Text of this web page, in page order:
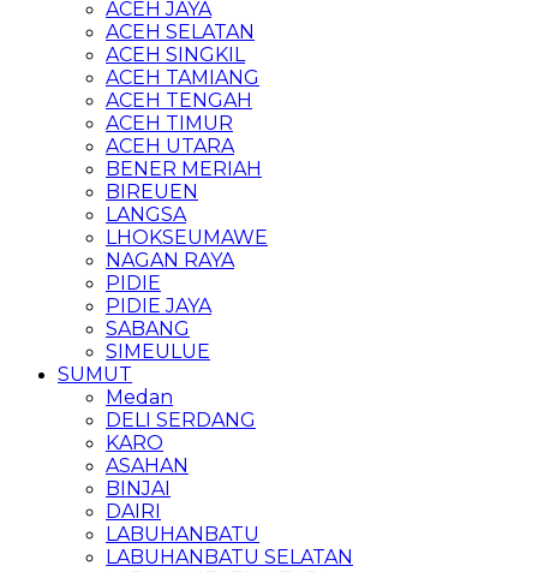
ACEH JAYA
ACEH SELATAN
ACEH SINGKIL
ACEH TAMIANG
ACEH TENGAH
ACEH TIMUR
ACEH UTARA
BENER MERIAH
BIREUEN
LANGSA
LHOKSEUMAWE
NAGAN RAYA
PIDIE
PIDIE JAYA
SABANG
SIMEULUE
SUMUT
Medan
DELI SERDANG
KARO
ASAHAN
BINJAI
DAIRI
LABUHANBATU
LABUHANBATU SELATAN